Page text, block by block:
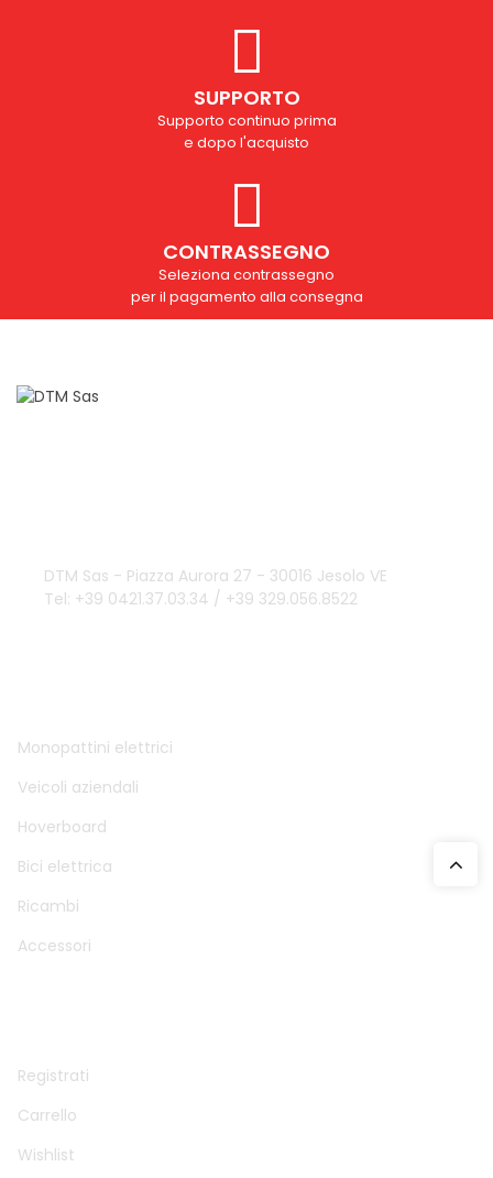
SUPPORTO
Supporto continuo prima
e dopo l'acquisto
CONTRASSEGNO
Seleziona contrassegno
per il pagamento alla consegna
DTM Sas - Piazza Aurora 27 - 30016 Jesolo VE
Tel: +39 0421.37.03.34 / +39 329.056.8522
Monopattini elettrici
Veicoli aziendali
Hoverboard
Bici elettrica
Ricambi
Accessori
Registrati
Carrello
Wishlist